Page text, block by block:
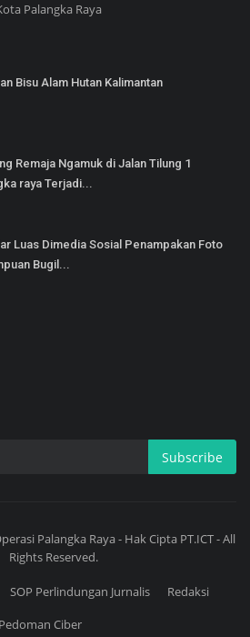
Palangka Raya
Bisu Alam Hutan Kalimantan
Remaja Ngamuk di Jalan Tilung 1
raya Terjadi...
Luas Dimedia Sosial Penampakan Foto
Bugil...
Subscribe
Palangka Raya - Hak Cipta PT.ICT - All
Rights Reserved.
SOP Perlindungan Jurnalis
Redaksi
Pedoman Ciber